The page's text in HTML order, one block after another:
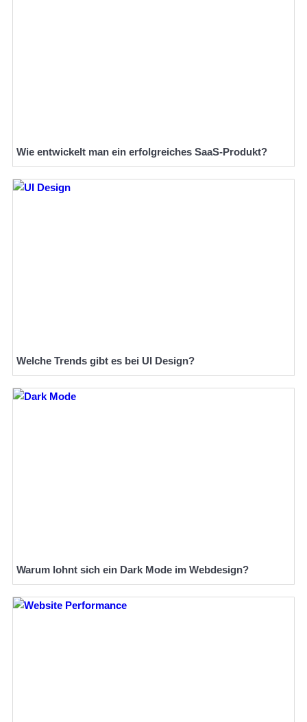
Wie entwickelt man ein erfolgreiches SaaS-Produkt?
Welche Trends gibt es bei UI Design?
Warum lohnt sich ein Dark Mode im Webdesign?